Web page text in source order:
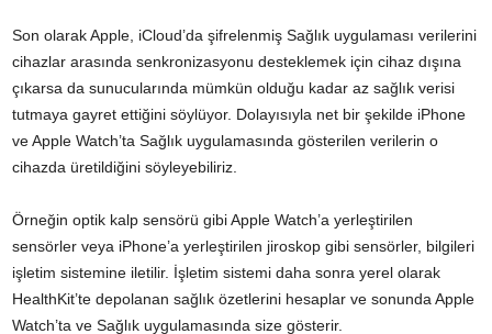
Son olarak Apple, iCloud’da şifrelenmiş Sağlık uygulaması verilerini
cihazlar arasında senkronizasyonu desteklemek için cihaz dışına
çıkarsa da sunucularında mümkün olduğu kadar az sağlık verisi
tutmaya gayret ettiğini söylüyor. Dolayısıyla net bir şekilde iPhone
ve Apple Watch’ta Sağlık uygulamasında gösterilen verilerin o
cihazda üretildiğini söyleyebiliriz.
Örneğin optik kalp sensörü gibi Apple Watch’a yerleştirilen
sensörler veya iPhone’a yerleştirilen jiroskop gibi sensörler, bilgileri
işletim sistemine iletilir. İşletim sistemi daha sonra yerel olarak
HealthKit’te depolanan sağlık özetlerini hesaplar ve sonunda Apple
Watch’ta ve Sağlık uygulamasında size gösterir.